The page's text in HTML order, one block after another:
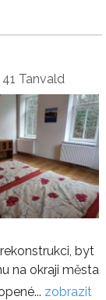
41 Tanvald
byt
na okraji města
zobrazit